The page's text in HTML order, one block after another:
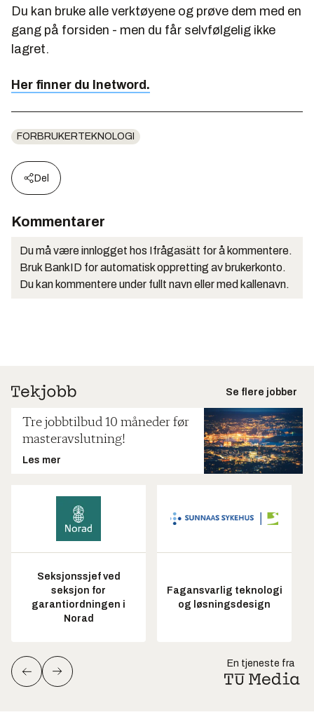
Du kan bruke alle verktøyene og prøve dem med en
gang på forsiden - men du får selvfølgelig ikke
lagret.
Her finner du Inetword.
FORBRUKERTEKNOLOGI
Del
Kommentarer
Du må være innlogget hos Ifrågasätt for å kommentere.
Bruk BankID for automatisk oppretting av brukerkonto.
Du kan kommentere under fullt navn eller med kallenavn.
Se flere jobber
Tre jobbtilbud 10 måneder før
masteravslutning!
Les mer
Seksjonssjef ved
seksjon for
garantiordningen i
Norad
Fagansvarlig teknologi
og løsningsdesign
En tjeneste fra